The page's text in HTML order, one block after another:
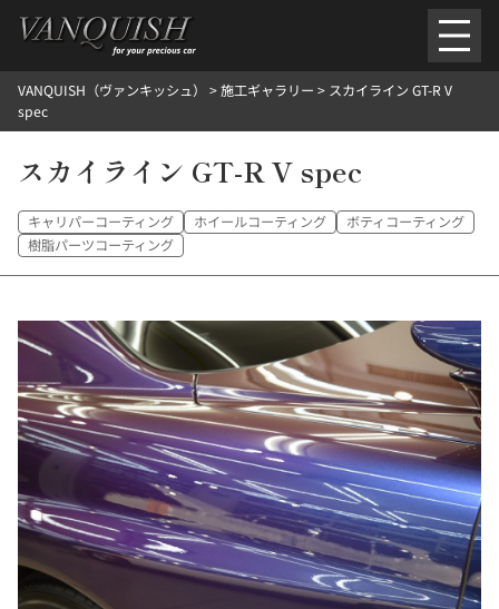
を
ごあいさつ 会社案内施工環境紹介所在地
ご提供メニュー
外装のガラスコーティング施工料金ホイールコーティング施工料金
ヘッドライトクリーニング施工料金
ルームクリーニング＆コーティング施工料金
樹脂・メッシュパーツコーティング施工料金
ウインド水染み除去 ＆ 撥水施工料金塩害 防錆対策 デントリペア
プロテクションフィルムこだわり洗車
施工ギャラリー
お客さまの声お問い合わせ 施工のご予約
VANQUISH（ヴァンキッシュ） >施工ギャラリー > スカイライン GT-R V
spec
スカイライン GT-R V spec
キャリパーコーティング ホイールコーティング
ボティコーティング
樹脂パーツコーティング